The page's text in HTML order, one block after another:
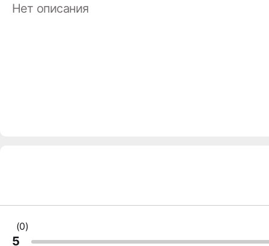
Нет описания
(0)
5